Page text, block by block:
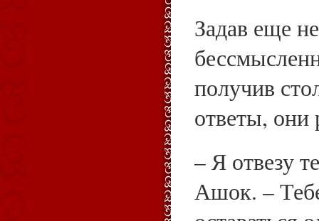
Задав еще
получив
ответы, они
– Я отвезу
Ашок. –